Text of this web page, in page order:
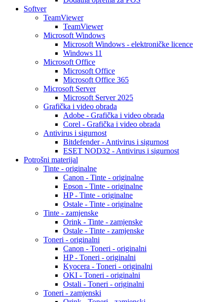
Softver
TeamViewer
TeamViewer
Microsoft Windows
Microsoft Windows - elektroničke licence
Windows 11
Microsoft Office
Microsoft Office
Microsoft Office 365
Microsoft Server
Microsoft Server 2025
Grafička i video obrada
Adobe - Grafička i video obrada
Corel - Grafička i video obrada
Antivirus i sigurnost
Bitdefender - Antivirus i sigurnost
ESET NOD32 - Antivirus i sigurnost
Potrošni materijal
Tinte - originalne
Canon - Tinte - originalne
Epson - Tinte - originalne
HP - Tinte - originalne
Ostale - Tinte - originalne
Tinte - zamjenske
Orink - Tinte - zamjenske
Ostale - Tinte - zamjenske
Toneri - originalni
Canon - Toneri - originalni
HP - Toneri - originalni
Kyocera - Toneri - originalni
OKI - Toneri - originalni
Ostali - Toneri - originalni
Toneri - zamjenski